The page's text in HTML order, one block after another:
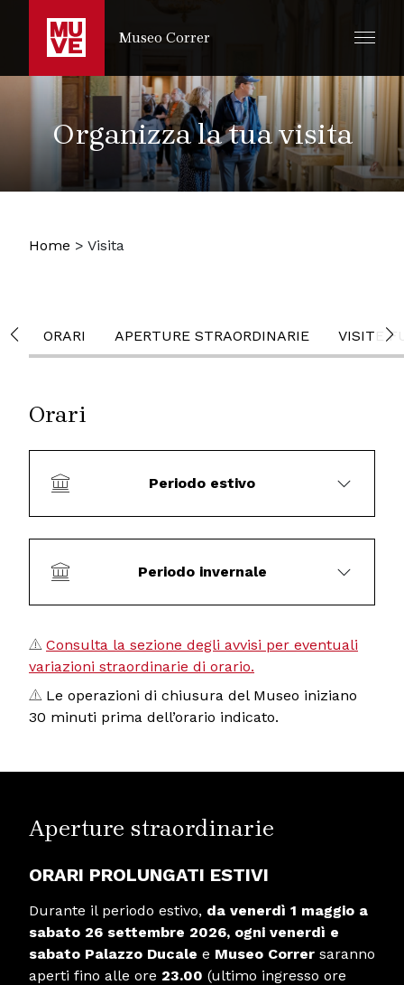
SALTA AL CONTENUTO PRINCIPALE
Museo Correr
Organizza la tua visita
Home > Visita
ORARI APERTURE STRAORDINARIE VISITE
Orari
Periodo estivo
Periodo invernale
Consulta la sezione degli avvisi per eventuali
variazioni straordinarie di orario.
Le operazioni di chiusura del Museo iniziano
30 minuti prima dell’orario indicato.
Aperture straordinarie
ORARI PROLUNGATI ESTIVI
Durante il periodo estivo, da venerdì 1 maggio a
sabato 26 settembre 2026, ogni venerdì e
sabato Palazzo Ducale e Museo Correr saranno
aperti fino alle ore 23.00 (ultimo ingresso ore